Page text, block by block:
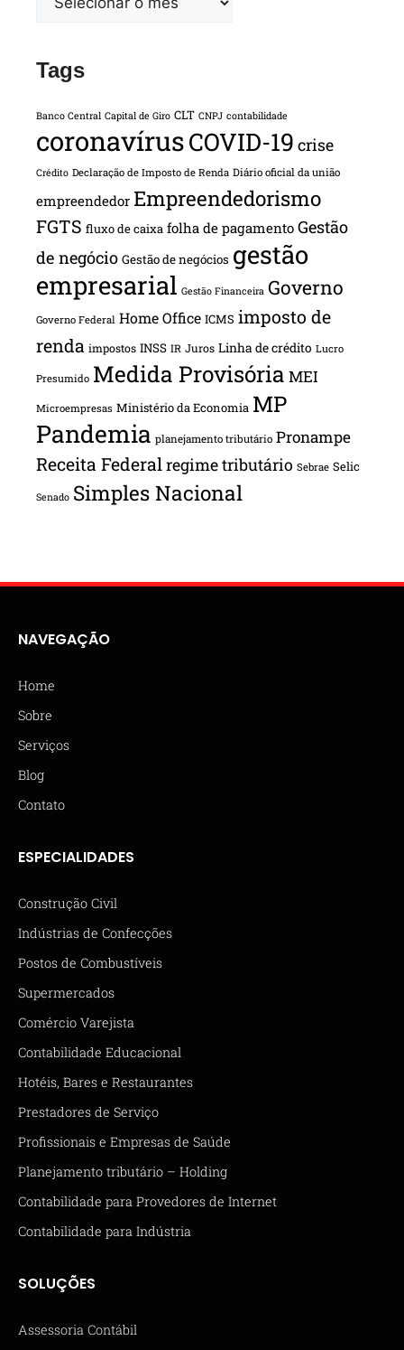
Tags
Banco Central Capital de Giro CLT CNPJ contabilidade
coronavírusCOVID-19 crise
Crédito Declaração de Imposto de Renda Diário oficial da união
empreendedor Empreendedorismo
FGTS fluxo de caixa folha de pagamento Gestão
de negócio Gestão de negócios gestão
empresarial Gestão Financeira Governo
Governo Federal Home Office ICMS imposto de
renda impostos INSS IR Juros Linha de crédito Lucro
Presumido Medida Provisória MEI
Microempresas Ministério da Economia MP
Pandemia planejamento tributário Pronampe
Receita Federalregime tributário Sebrae Selic
Senado Simples Nacional
NAVEGAÇÃO
Home
Sobre
Serviços
Blog
Contato
ESPECIALIDADES
Construção Civil
Indústrias de Confecções
Postos de Combustíveis
Supermercados
Comércio Varejista
Contabilidade Educacional
Hotéis, Bares e Restaurantes
Prestadores de Serviço
Profissionais e Empresas de Saúde
Planejamento tributário – Holding
Contabilidade para Provedores de Internet
Contabilidade para Indústria
SOLUÇÕES
Assessoria Contábil